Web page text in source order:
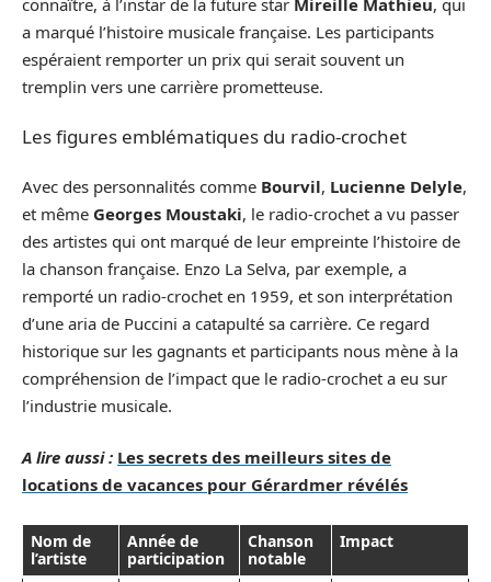
a marqué l’histoire musicale française. Les participants
espéraient remporter un prix qui serait souvent un
tremplin vers une carrière prometteuse.
Les figures emblématiques du radio-crochet
Avec des personnalités comme Bourvil, Lucienne Delyle,
et même Georges Moustaki, le radio-crochet a vu passer
des artistes qui ont marqué de leur empreinte l’histoire de
la chanson française. Enzo La Selva, par exemple, a
remporté un radio-crochet en 1959, et son interprétation
d’une aria de Puccini a catapulté sa carrière. Ce regard
historique sur les gagnants et participants nous mène à la
compréhension de l’impact que le radio-crochet a eu sur
l’industrie musicale.
A lire aussi : Les secrets des meilleurs sites de
locations de vacances pour Gérardmer révélés
Nom de
l’artiste
Année de
participation
Chanson
notable
Impact